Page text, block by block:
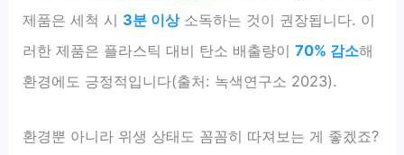
제품은 세척 시 3분 이상소독하는 것이 권장됩니다. 이
러한 제품은 플라스틱 대비 탄소 배출량이70% 감소해
환경에도 긍정적입니다(출처: 녹색연구소 2023).
환경뿐 아니라 위생 상태도 꼼꼼히 따져보는 게 좋겠죠?